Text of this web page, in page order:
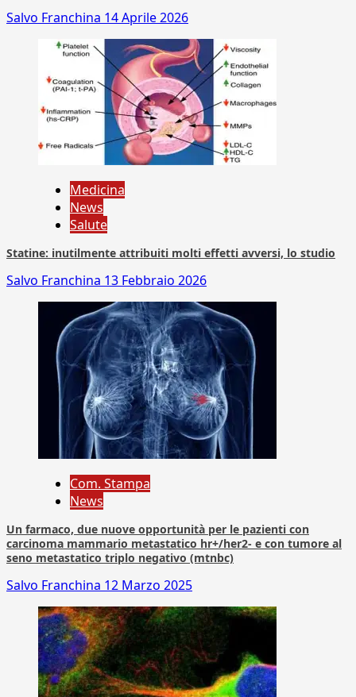
Salvo Franchina 14 Aprile 2026
Medicina
News
Salute
Statine: inutilmente attribuiti molti effetti avversi, lo studio
Salvo Franchina 13 Febbraio 2026
Com. Stampa
News
Un farmaco, due nuove opportunità per le pazienti con
carcinoma mammario metastatico hr+/her2- e con tumore al
seno metastatico triplo negativo (mtnbc)
Salvo Franchina 12 Marzo 2025